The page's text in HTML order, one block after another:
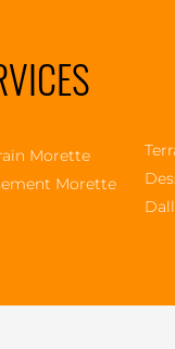
Morette
Morette